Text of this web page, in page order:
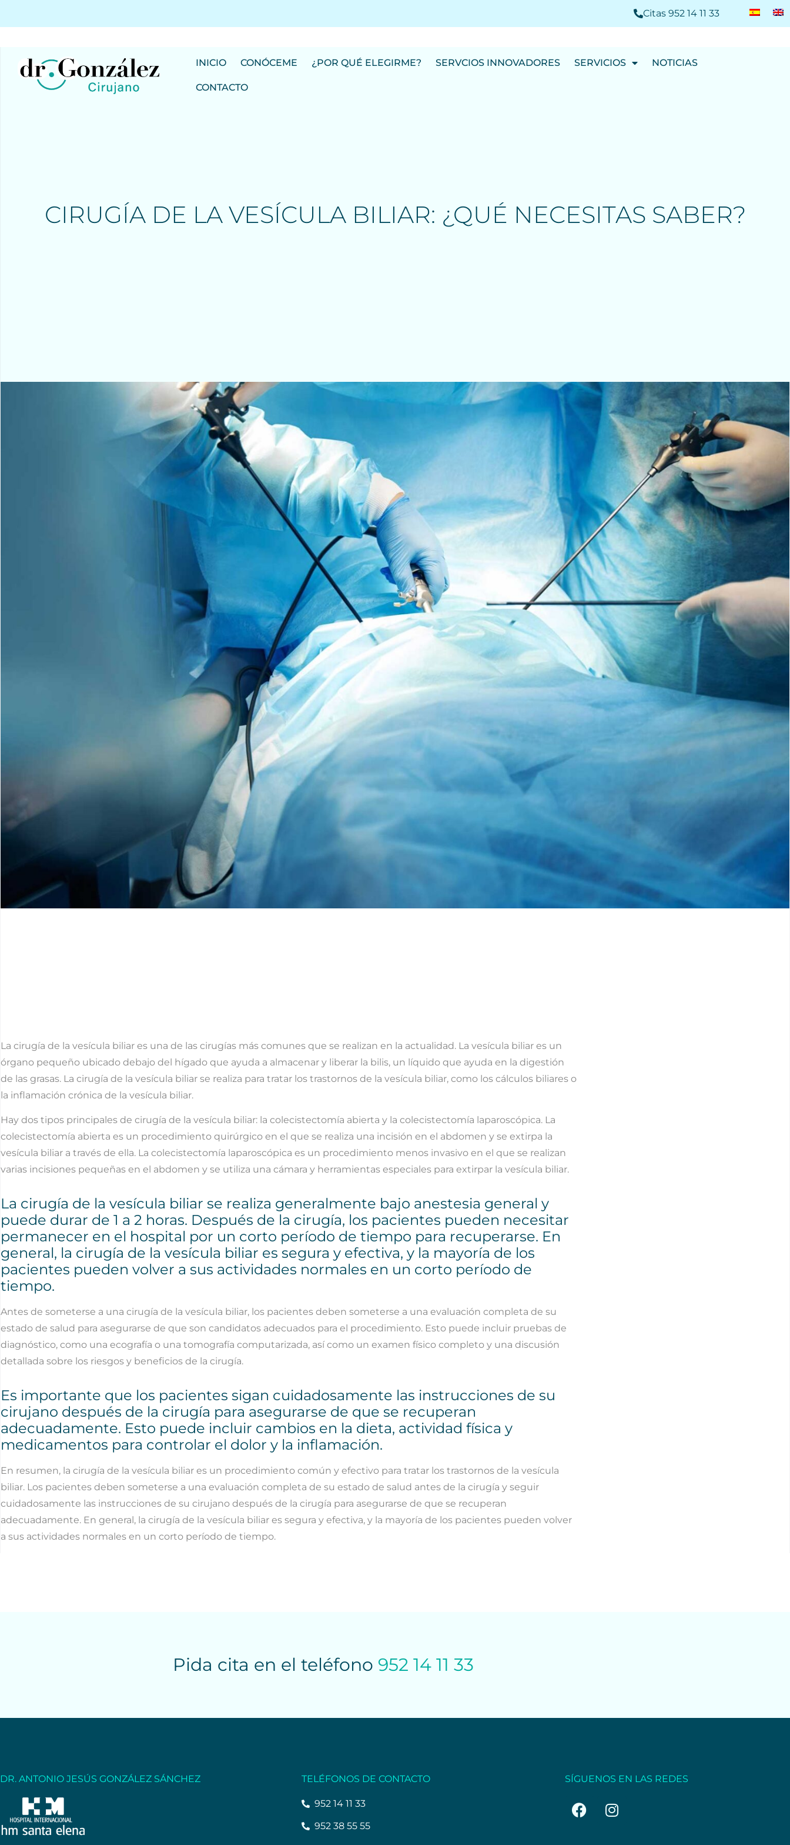
Citas 952 14 11 33
INICIO CONÓCEME ¿POR QUÉ ELEGIRME? SERVCIOS INNOVADORES SERVICIOS NOTICIAS
CONTACTO
CIRUGÍA DE LA VESÍCULA BILIAR: ¿QUÉ NECESITAS SABER?
La cirugía de la vesícula biliar es una de las cirugías más comunes que se realizan en la actualidad. La vesícula biliar es un
órgano pequeño ubicado debajo del hígado que ayuda a almacenar y liberar la bilis, un líquido que ayuda en la digestión
de las grasas. La cirugía de la vesícula biliar se realiza para tratar los trastornos de la vesícula biliar, como los cálculos biliares o
la inflamación crónica de la vesícula biliar.
Hay dos tipos principales de cirugía de la vesícula biliar: la colecistectomía abierta y la colecistectomía laparoscópica. La
colecistectomía abierta es un procedimiento quirúrgico en el que se realiza una incisión en el abdomen y se extirpa la
vesícula biliar a través de ella. La colecistectomía laparoscópica es un procedimiento menos invasivo en el que se realizan
varias incisiones pequeñas en el abdomen y se utiliza una cámara y herramientas especiales para extirpar la vesícula biliar.
La cirugía de la vesícula biliar se realiza generalmente bajo anestesia general y
puede durar de 1 a 2 horas. Después de la cirugía, los pacientes pueden necesitar
permanecer en el hospital por un corto período de tiempo para recuperarse. En
general, la cirugía de la vesícula biliar es segura y efectiva, y la mayoría de los
pacientes pueden volver a sus actividades normales en un corto período de
tiempo.
Antes de someterse a una cirugía de la vesícula biliar, los pacientes deben someterse a una evaluación completa de su
estado de salud para asegurarse de que son candidatos adecuados para el procedimiento. Esto puede incluir pruebas de
diagnóstico, como una ecografía o una tomografía computarizada, así como un examen físico completo y una discusión
detallada sobre los riesgos y beneficios de la cirugía.
Es importante que los pacientes sigan cuidadosamente las instrucciones de su
cirujano después de la cirugía para asegurarse de que se recuperan
adecuadamente. Esto puede incluir cambios en la dieta, actividad física y
medicamentos para controlar el dolor y la inflamación.
En resumen, la cirugía de la vesícula biliar es un procedimiento común y efectivo para tratar los trastornos de la vesícula
biliar. Los pacientes deben someterse a una evaluación completa de su estado de salud antes de la cirugía y seguir
cuidadosamente las instrucciones de su cirujano después de la cirugía para asegurarse de que se recuperan
adecuadamente. En general, la cirugía de la vesícula biliar es segura y efectiva, y la mayoría de los pacientes pueden volver
a sus actividades normales en un corto período de tiempo.
Pida cita en el teléfono 952 14 11 33
DR. ANTONIO JESÚS GONZÁLEZ SÁNCHEZ TELÉFONOS DE CONTACTO
952 14 11 33
952 38 55 55
SÍGUENOS EN LAS REDES